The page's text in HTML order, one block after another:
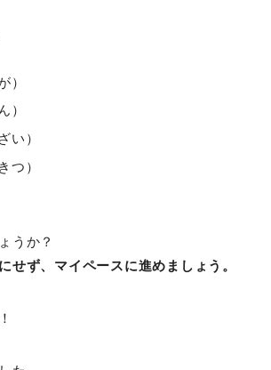
）
）
い ）
つ）
うか？
せず、マイペースに進めましょう。